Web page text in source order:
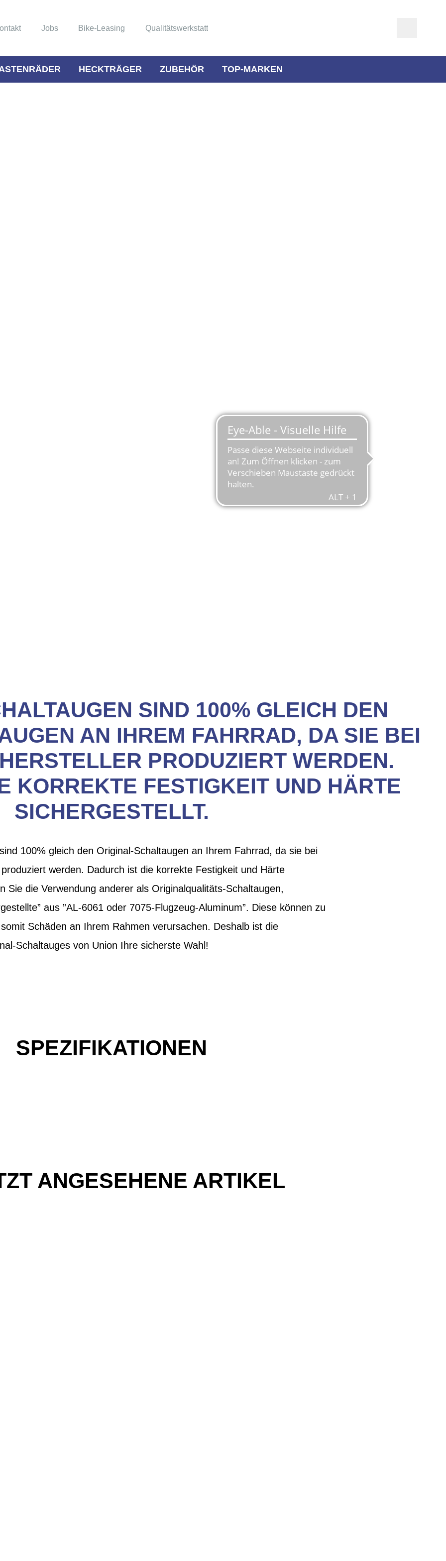
Jobs Bike-Leasing Qualitätswerkstatt
HECKTRÄGER ZUBEHÖR TOP-MARKEN
SIND 100% GLEICH DEN
AN IHREM FAHRRAD, DA SIE BEI
PRODUZIERT WERDEN.
KORREKTE FESTIGKEIT UND HÄRTE
SICHERGESTELLT.
100% gleich den Original-Schaltaugen an Ihrem Fahrrad, da sie bei
werden. Dadurch ist die korrekte Festigkeit und Härte
Sie die Verwendung anderer als Originalqualitäts-Schaltaugen,
aus ”AL-6061 oder 7075-Flugzeug-Aluminum”. Diese können zu
Schäden an Ihrem Rahmen verursachen. Deshalb ist die
Schaltauges von Union Ihre sicherste Wahl!
SPEZIFIKATIONEN
ANGESEHENE ARTIKEL